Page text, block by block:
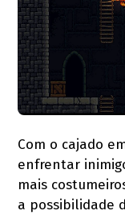
Com o cajado
enfrentar
mais
a possibilidade